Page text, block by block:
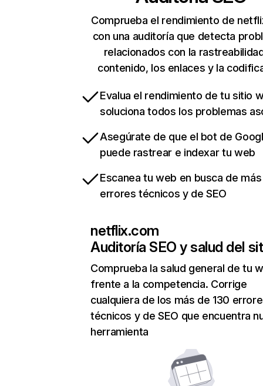
Comprueba el rendimiento de
con una auditoría que detecta
relacionados con la
contenido, los enlaces y la
Evalua el rendimiento de tu sitio
soluciona todos los problemas
Asegúrate de que el bot de
puede rastrear e indexar tu web
Escanea tu web en busca de
errores técnicos y de SEO
netflix.com
Auditoría SEO y salud del
Comprueba la salud general de tu
frente a la competencia. Corrige
cualquiera de los más de 130
técnicos y de SEO que encuentra
herramienta